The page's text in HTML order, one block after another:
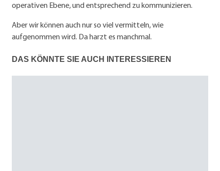
operativen Ebene, und entsprechend zu kommunizieren.
Aber wir können auch nur so viel vermitteln, wie
aufgenommen wird. Da harzt es manchmal.
DAS KÖNNTE SIE AUCH INTERESSIEREN